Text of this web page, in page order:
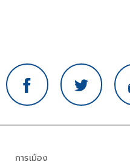
การเมือง